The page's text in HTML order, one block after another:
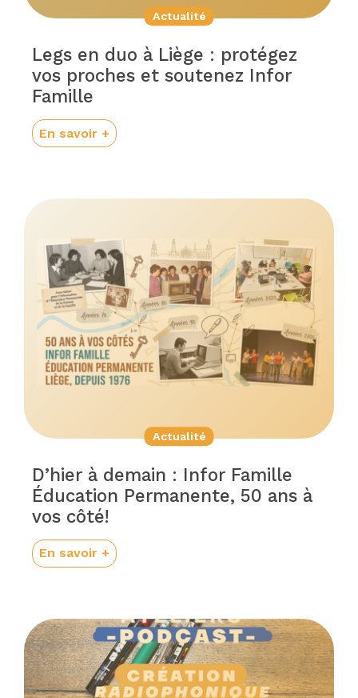
Actualité
Legs en duo à Liège : protégez
vos proches et soutenez Infor
Famille
En savoir +
Actualité
D’hier à demain : Infor Famille
Éducation Permanente, 50 ans à
vos côté!
En savoir +